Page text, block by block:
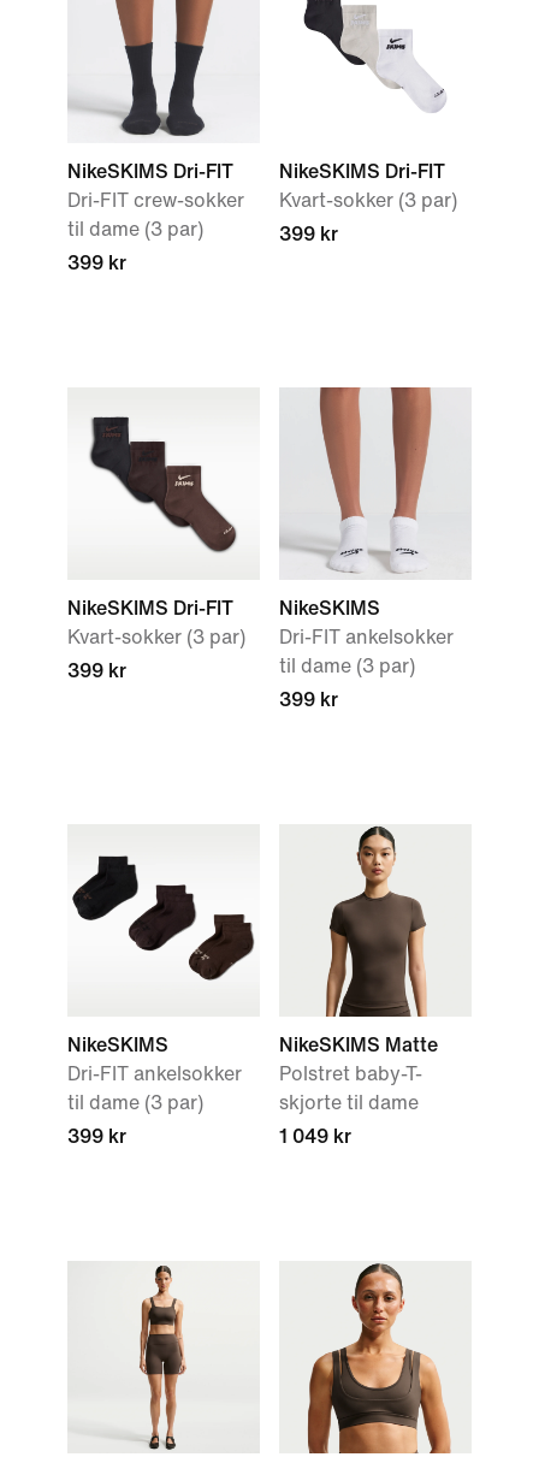
NikeSKIMS Dri-FIT
Dri-FIT crew-sokker
til dame (3 par)
399 kr
NikeSKIMS Dri-FIT
Kvart-sokker (3 par)
399 kr
NikeSKIMS Dri-FIT
Kvart-sokker (3 par)
399 kr
NikeSKIMS
Dri-FIT ankelsokker
til dame (3 par)
399 kr
NikeSKIMS
Dri-FIT ankelsokker
til dame (3 par)
399 kr
NikeSKIMS Matte
Polstret baby-T-
skjorte til dame
1 049 kr